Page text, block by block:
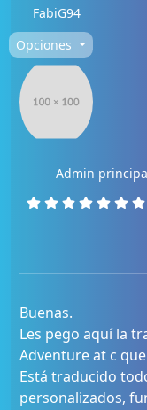
FabiG94
Opciones
Admin
Buenas.
Les pego aquí la
Adventure at c
Está traducido
personalizados,